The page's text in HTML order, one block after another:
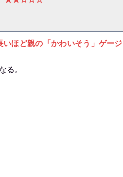
いほど親の「かわいそう」ゲージ
る。